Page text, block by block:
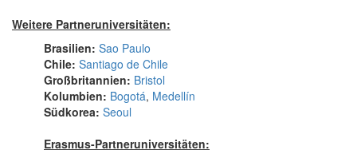
Weitere Partneruniversitäten:
Brasilien: Sao Paulo
Chile: Santiago de Chile
Großbritannien: Bristol
Kolumbien: Bogotá, Medellín
Südkorea: Seoul
Erasmus-Partneruniversitäten: